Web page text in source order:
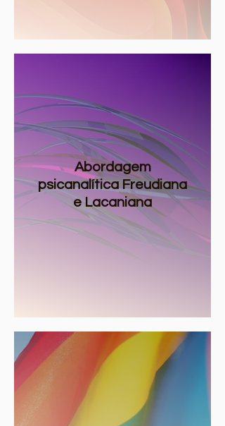
Abordagem
psicanalítica Freudiana
e Lacaniana